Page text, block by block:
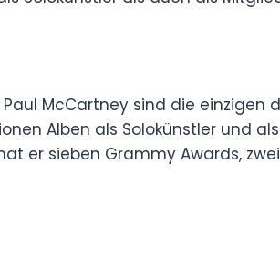
McCartney sind die einzigen
Alben als Solokünstler und
er sieben Grammy Awards,